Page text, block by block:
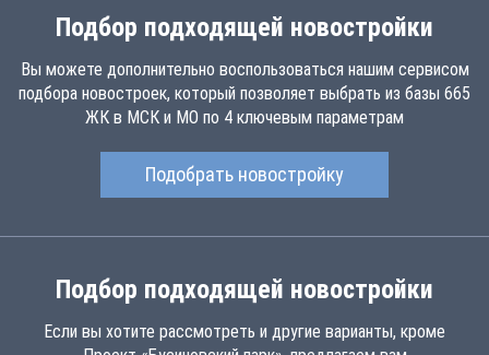
Подбор подходящей новостройки
Вы можете дополнительно воспользоваться нашим сервисом
подбора новостроек, который позволяет выбрать из базы 665
ЖК в МСК и МО по 4 ключевым параметрам
Подобрать новостройку
Подбор подходящей новостройки
Если вы хотите рассмотреть и другие варианты, кроме